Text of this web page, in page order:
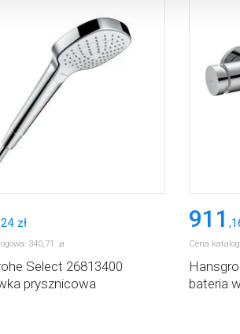
24 zł
340,71 zł
Select 26813400
prysznicowa
911 ,
Cena
bateria